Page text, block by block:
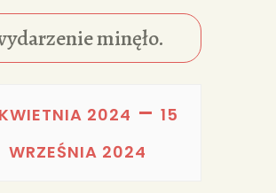
minęło.
2024 – 15
WRZEŚNIA 2024